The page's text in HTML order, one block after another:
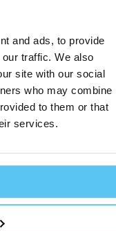
and ads, to provide
traffic. We also
site with our social
who may combine
to them or that
services.
108 x 132